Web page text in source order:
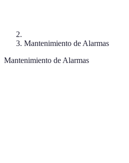
Mantenimiento de Alarmas
Mantenimiento de Alarmas